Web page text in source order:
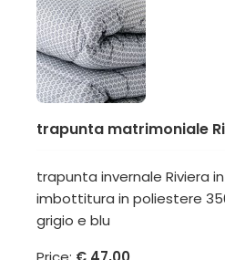
trapunta matrimoniale
trapunta invernale Riviera
imbottitura in poliestere
grigio e blu